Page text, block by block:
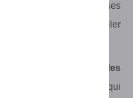
pour les mises
aidant à stimuler
pour
optimiser les
d’accroche
, ce qui